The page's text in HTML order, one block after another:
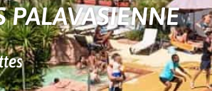
PALAVASIENNE